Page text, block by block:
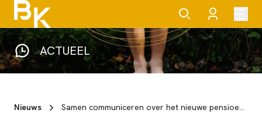
ACTUEEL
Nieuws Samen communiceren over het nieuwe pensioenstelsel? Gebruik de toolkit van PFZW